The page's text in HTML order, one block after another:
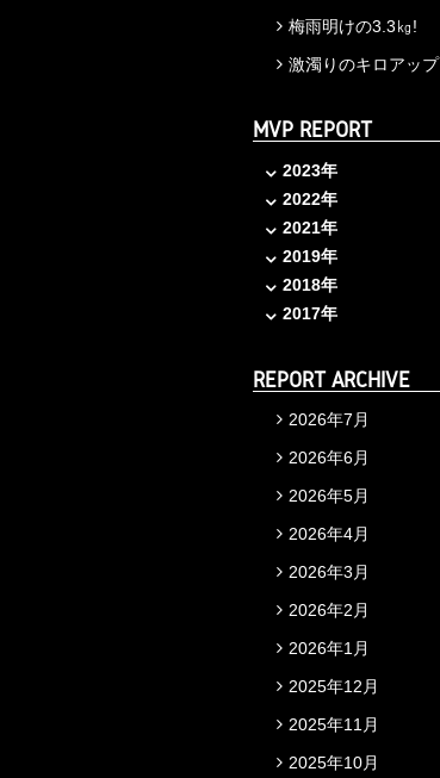
梅雨明けの3.3㎏!
激濁りのキロアップ
MVP REPORT
2023年
2022年
2021年
2019年
2018年
2017年
REPORT ARCHIVE
2026年7月
2026年6月
2026年5月
2026年4月
2026年3月
2026年2月
2026年1月
2025年12月
2025年11月
2025年10月